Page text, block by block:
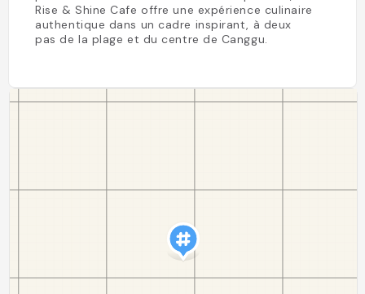
Rise & Shine Cafe offre une expérience culinaire
authentique dans un cadre inspirant, à deux
pas de la plage et du centre de Canggu.